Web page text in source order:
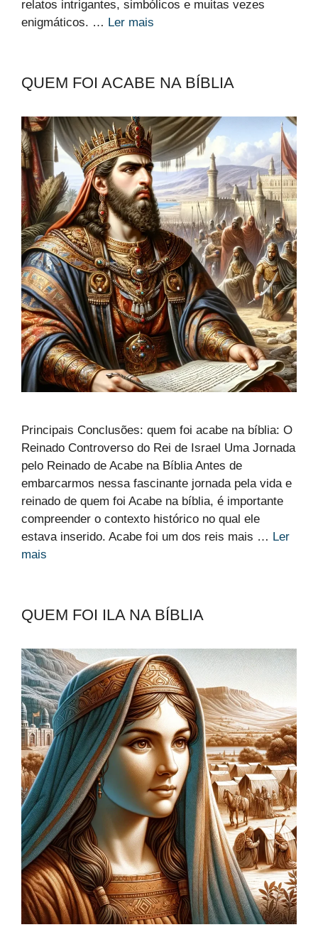
relatos intrigantes, simbólicos e muitas vezes
enigmáticos. … Ler mais
QUEM FOI ACABE NA BÍBLIA
Principais Conclusões: quem foi acabe na bíblia: O
Reinado Controverso do Rei de Israel Uma Jornada
pelo Reinado de Acabe na Bíblia Antes de
embarcarmos nessa fascinante jornada pela vida e
reinado de quem foi Acabe na bíblia, é importante
compreender o contexto histórico no qual ele
estava inserido. Acabe foi um dos reis mais … Ler
mais
QUEM FOI ILA NA BÍBLIA